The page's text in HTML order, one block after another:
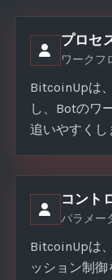
プロセ
ワークフ
BitcoinUpは
し、Botのワ
追いやすくし
コント
パラメー
BitcoinUpは
ッション制